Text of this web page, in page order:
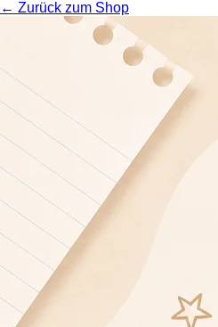
← Zurück zum Shop